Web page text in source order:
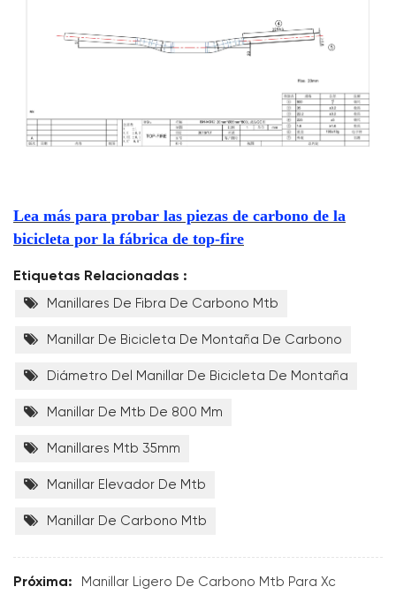
Lea más para probar las piezas de carbono de la
bicicleta por la fábrica de top-fire
Etiquetas Relacionadas :
Manillares De Fibra De Carbono Mtb
Manillar De Bicicleta De Montaña De Carbono
Diámetro Del Manillar De Bicicleta De Montaña
Manillar De Mtb De 800 Mm
Manillares Mtb 35mm
Manillar Elevador De Mtb
Manillar De Carbono Mtb
Próxima: Manillar Ligero De Carbono Mtb Para Xc